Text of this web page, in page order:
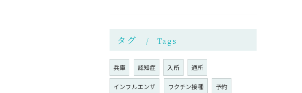
タグ Tags
兵庫 認知症 入所 通所
インフルエンザ ワクチン接種 予約